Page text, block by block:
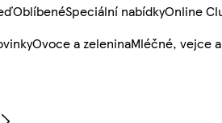
OblíbenéSpeciální nabídkyOnline
Ovoce a zeleninaMléčné, vejce